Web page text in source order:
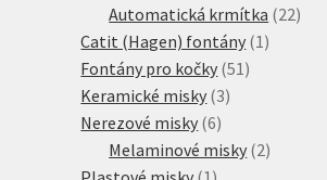
produktů
Automatická krmítka 2222
Catit (Hagen) fontány 1 1
Fontány pro kočky 51 51
Keramické misky 33
Nerezové misky 66
produktů
Melaminové misky 22
1